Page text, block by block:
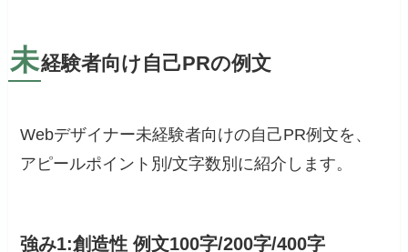
未経験者向け自己PRの例文
Webデザイナー未経験者向けの自己PR例文を、
アピールポイント別/文字数別に紹介します。
強み1:創造性 例文100字/200字/400字